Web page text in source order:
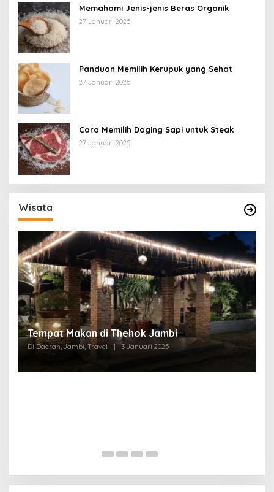
Memahami Jenis-jenis Beras Organik
27 Januari 2025
Panduan Memilih Kerupuk yang Sehat
27 Januari 2025
Cara Memilih Daging Sapi untuk Steak
27 Januari 2025
Wisata
Tempat Makan di Thehok Jambi
Di Daerah, Jambi, Travel | 3 Januari 2025